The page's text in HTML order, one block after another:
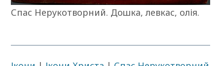
Спас Нерукотворний. Дошка, левкас, олія.